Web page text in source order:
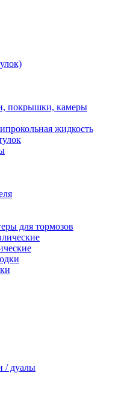
покрышки, камеры
жидкость
для тормозов
/ дуалы